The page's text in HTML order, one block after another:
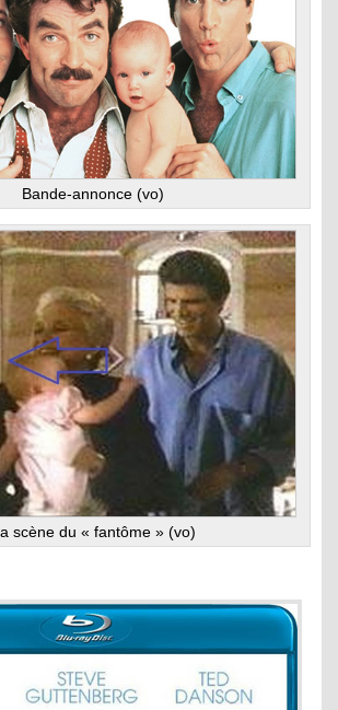
Bande-annonce (vo)
scène du « fantôme » (vo)